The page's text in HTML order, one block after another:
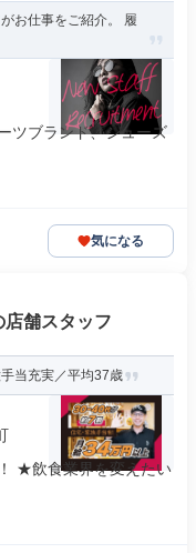
お仕事をご紹介。 履
ツブランド、シューズ
気になる
舗スタッフ
当充実／平均37歳
★飲食業界を変えたい